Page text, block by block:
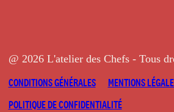
@ 2026 L'atelier des Chefs - Tous
CONDITIONS GÉNÉRALES
MENTIONS
POLITIQUE DE CONFIDENTIALITÉ